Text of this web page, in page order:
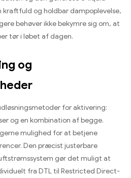
kraftfuld og holdbar dampoplevelse,
behøver ikke bekymre sig om, at
tør i løbet af dagen.
og
for aktivering:
og en kombination af begge.
mulighed for at betjene
Den præcist justerbare
gør det muligt at
fra DTL til Restricted Direct-